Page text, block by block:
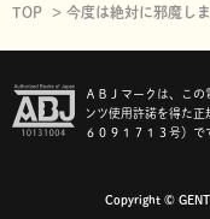
TOP 今度は絶対に邪魔しま
ＡＢＪマークは、こ
ンツ使用許諾を得た
６０９１７１３号）で
Copyright ©